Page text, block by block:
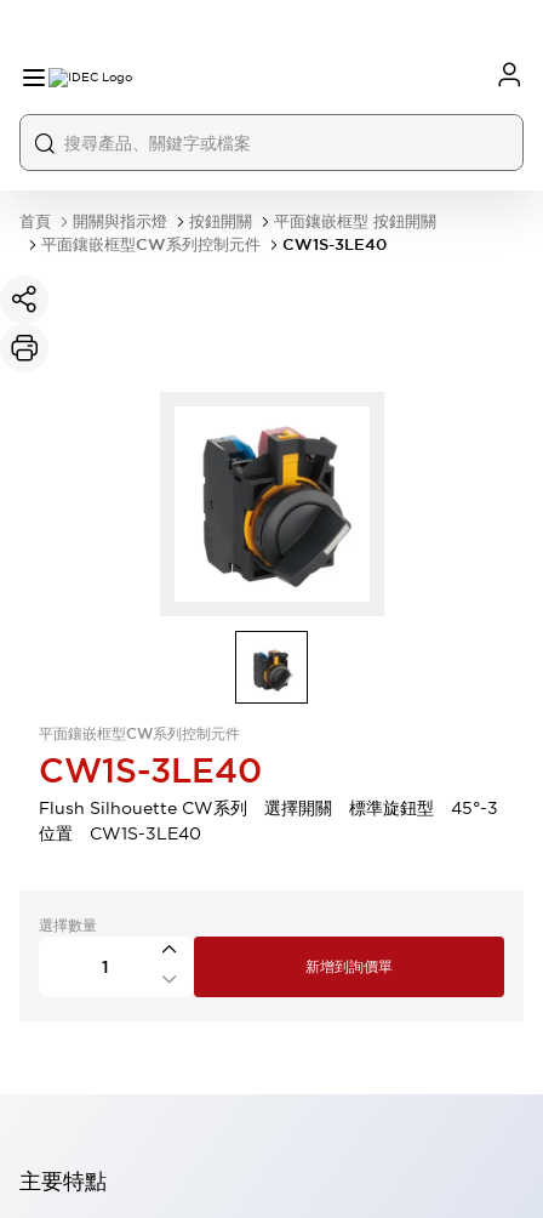
首頁 開關與指示燈 按鈕開關
平面鑲嵌框型 按鈕開關
平面鑲嵌框型CW系列控制元件
CW1S-3LE40
平面鑲嵌框型CW系列控制元件
CW1S-3LE40
Flush Silhouette CW系列 選擇開關 標準旋鈕型 45°-3
位置 CW1S-3LE40
選擇數量
新增到詢價單
主要特點